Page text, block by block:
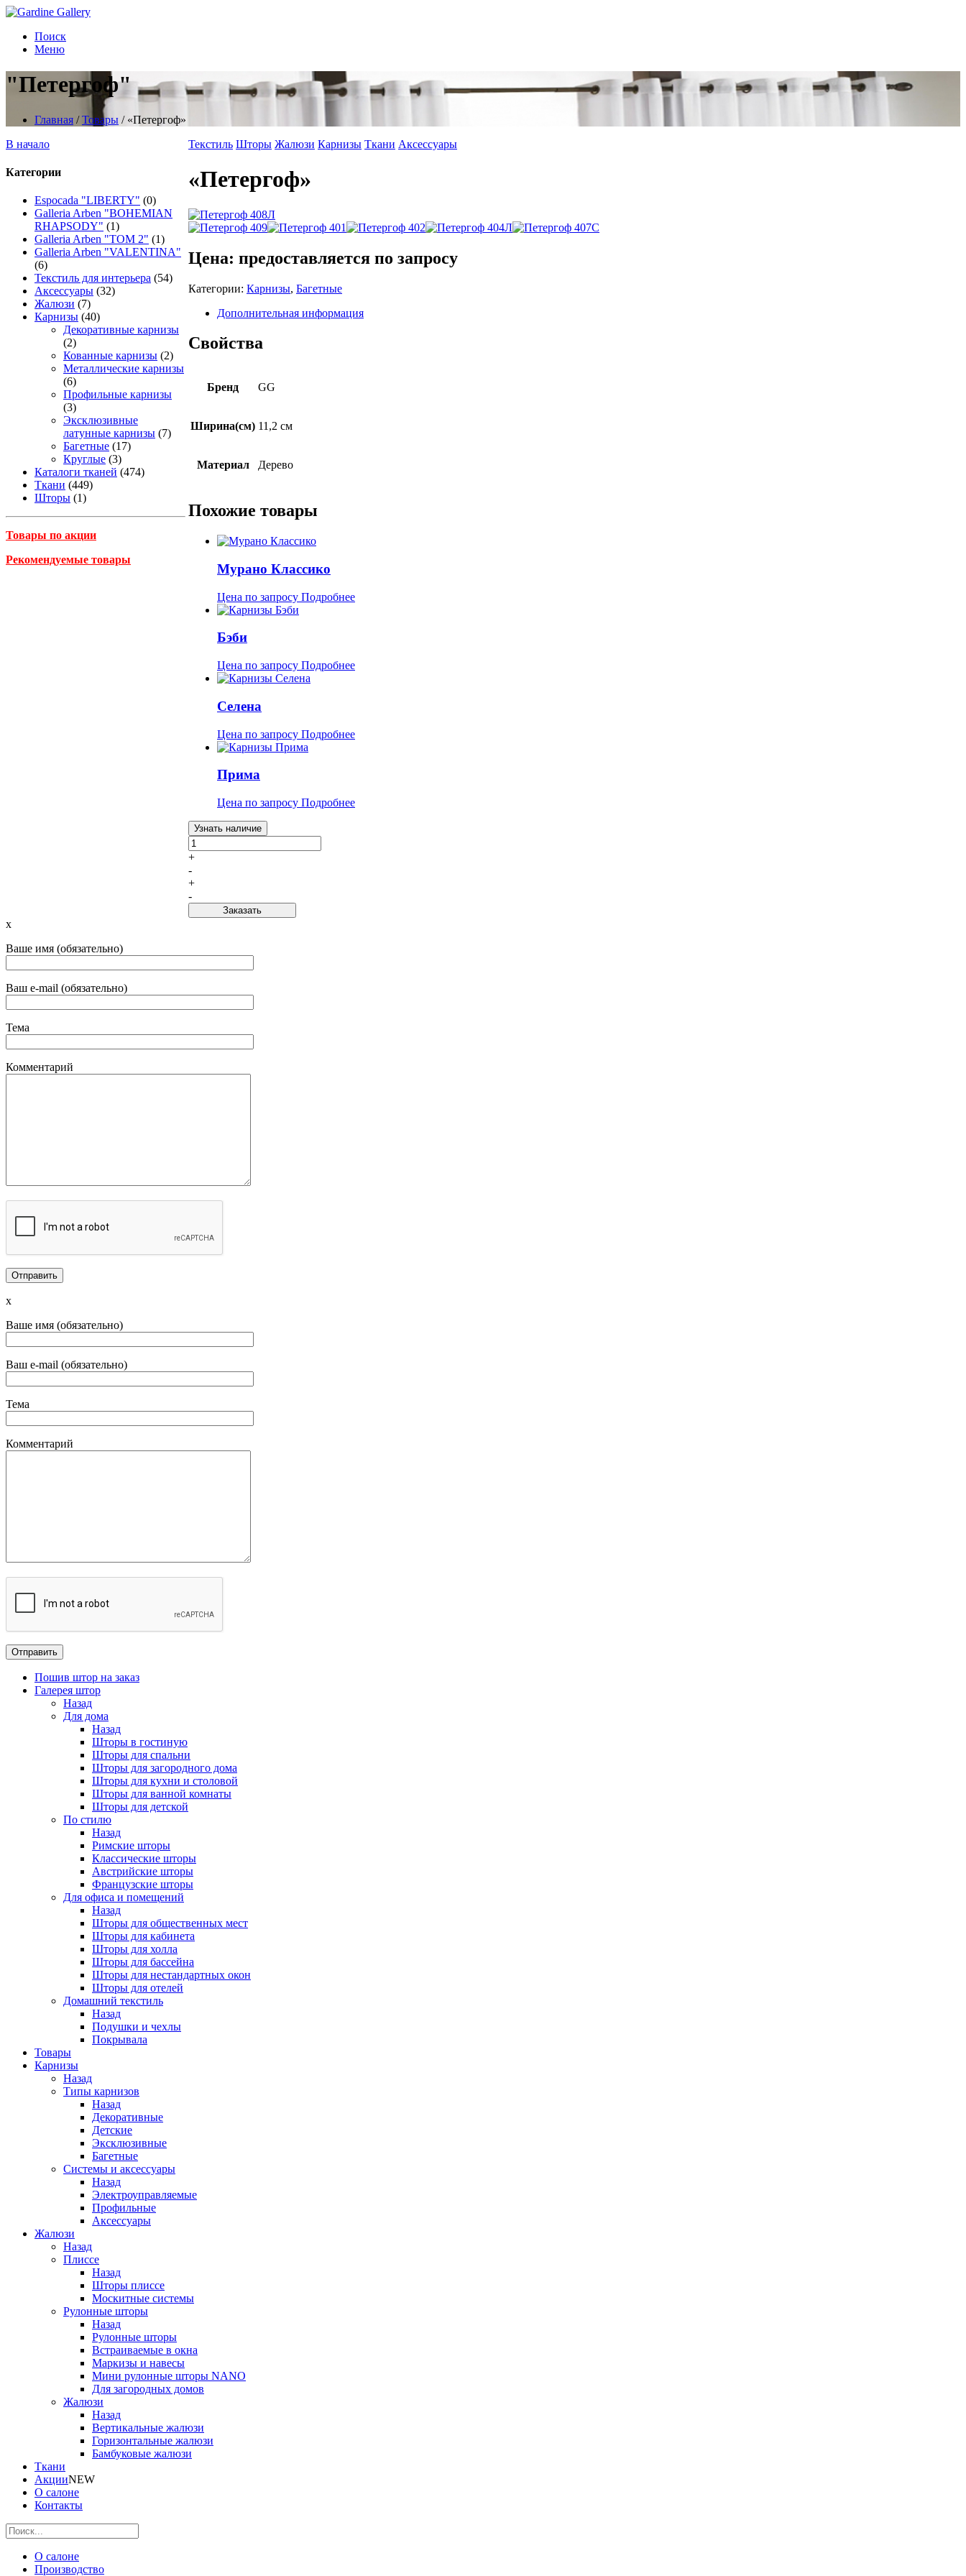
Поиск
Меню
"Петергоф"
Главная /Товары / «Петергоф»
В начало
Категории
Espocada "LIBERTY" (0)
Galleria Arben "BOHEMIAN
RHAPSODY" (1)
Galleria Arben "TOM 2" (1)
Galleria Arben "VALENTINA"
(6)
Текстиль для интерьера (54)
Аксессуары (32)
Жалюзи (7)
Карнизы (40)
Декоративные карнизы
(2)
Кованные карнизы (2)
Металлические карнизы
(6)
Профильные карнизы
(3)
Эксклюзивные
латунные карнизы (7)
Багетные (17)
Круглые (3)
Каталоги тканей (474)
Ткани (449)
Шторы (1)
Товары по акции
Рекомендуемые товары
Текстиль Шторы Жалюзи Карнизы Ткани Аксессуары
«Петергоф»
Цена: предоставляется по запросу
Категории: Карнизы, Багетные
Дополнительная информация
Свойства
Бренд GG
Ширина(см) 11,2 см
Материал Дерево
Похожие товары
Мурано Классико
Цена по запросу Подробнее
Бэби
Цена по запросу Подробнее
Селена
Цена по запросу Подробнее
Прима
Цена по запросу Подробнее
Узнать наличие
+
-
+
-
Заказать
x
Ваше имя (обязательно)
Ваш e-mail (обязательно)
Тема
Комментарий
x
Ваше имя (обязательно)
Ваш e-mail (обязательно)
Тема
Комментарий
Пошив штор на заказ
Галерея штор
Назад
Для дома
Назад
Шторы в гостиную
Шторы для спальни
Шторы для загородного дома
Шторы для кухни и столовой
Шторы для ванной комнаты
Шторы для детской
По стилю
Назад
Римские шторы
Классические шторы
Австрийские шторы
Французские шторы
Для офиса и помещений
Назад
Шторы для общественных мест
Шторы для кабинета
Шторы для холла
Шторы для бассейна
Шторы для нестандартных окон
Шторы для отелей
Домашний текстиль
Назад
Подушки и чехлы
Покрывала
Товары
Карнизы
Назад
Типы карнизов
Назад
Декоративные
Детские
Эксклюзивные
Багетные
Системы и аксессуары
Назад
Электроуправляемые
Профильные
Аксессуары
Жалюзи
Назад
Плиссе
Назад
Шторы плиссе
Москитные системы
Рулонные шторы
Назад
Рулонные шторы
Встраиваемые в окна
Маркизы и навесы
Мини рулонные шторы NANO
Для загородных домов
Жалюзи
Назад
Вертикальные жалюзи
Горизонтальные жалюзи
Бамбуковые жалюзи
Ткани
АкцииNEW
О салоне
Контакты
О салоне
Производство